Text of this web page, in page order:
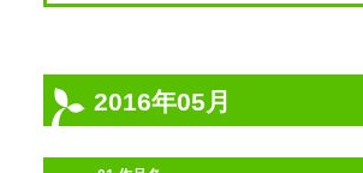
2016年05月